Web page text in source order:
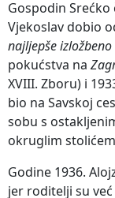
Gospodin
Vjekoslav dobio
najljepše
pokućstva na
XVIII. Zboru) i
bio na Savskoj
sobu s
okruglim
Godine 1936.
jer roditelji su